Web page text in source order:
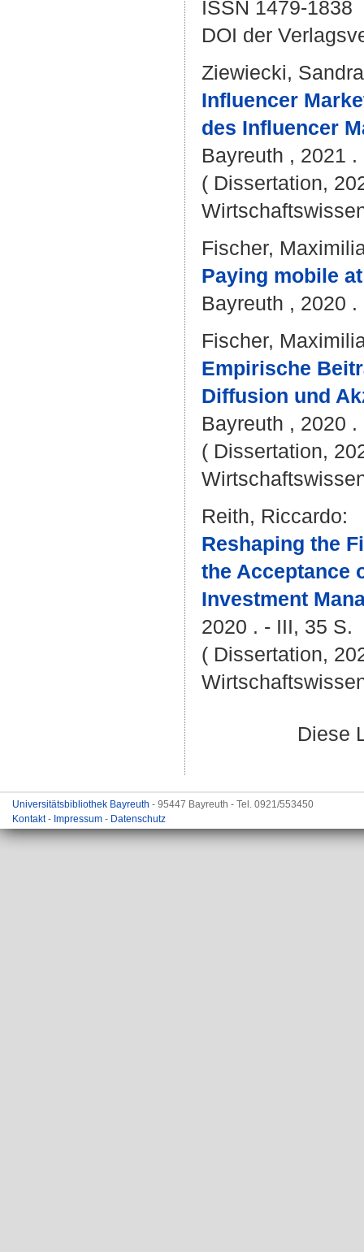
ISSN 1479-1838
DOI der
Ziewiecki, Sandra
Influencer
des Influencer
Bayreuth , 2021 .
( Dissertation,
Fischer,
Paying mobile
Bayreuth , 2020 .
Fischer,
Empirische
Diffusion und
Bayreuth , 2020
( Dissertation,
Reith, Riccardo:
Reshaping the
the Acceptance
Investment
2020 . - III, 35 S.
( Dissertation,
Diese
Universitätsbibliothek Bayreuth - 95447 Bayreuth - Tel. 0921/553450
Kontakt- Impressum - Datenschutz